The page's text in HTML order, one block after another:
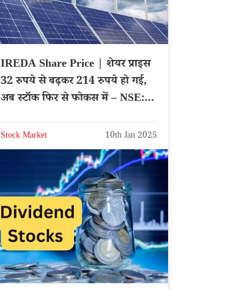
IREDA Share Price | शेयर प्राइस
32 रुपये से बढ़कर 214 रुपये हो गई,
अब स्टॉक फिर से फोकस में – NSE:
Stock Market 10th Jan 2025